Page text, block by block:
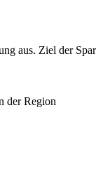
aus. Ziel der
der Region